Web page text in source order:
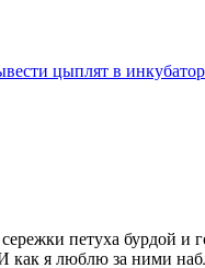
цыплят в
петуха бурдой и
как я люблю за ними